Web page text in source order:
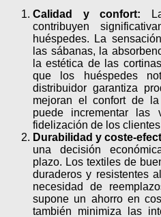
Calidad y confort:
contribuyen
huéspedes. La
las sábanas, la
la estética de las
que los huéspedes
distribuidor garantiza
mejoran el confort de
puede incrementar las
fidelización de los
Durabilidad y coste-
una decisión
plazo. Los textiles de
duraderos y resistentes
necesidad de
supone un ahorro en
también minimiza las